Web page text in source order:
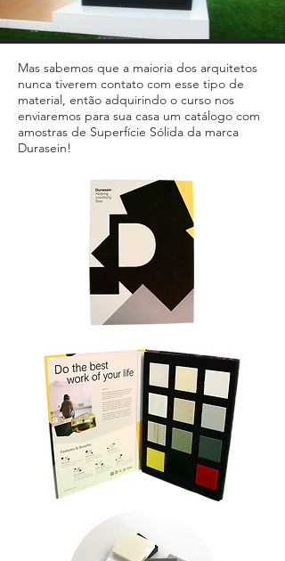
Mas sabemos que a maioria dos arquitetos
nunca tiverem contato com esse tipo de
material, então adquirindo o curso nos
enviaremos para sua casa um catálogo com
amostras de Superfície Sólida da marca
Durasein!